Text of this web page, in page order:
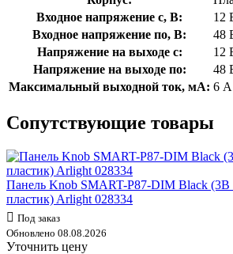
Входное напряжение с, В:
12
Входное напряжение по, В:
48
Напряжение на выходе с:
12
Напряжение на выходе по:
48
Максимальный выходной ток, мА: 6 А
Сопутствующие товары
Панель Knob SMART-P87-DIM Black (3В
пластик) Arlight 028334
Под заказ
Обновлено 08.08.2026
Уточнить цену